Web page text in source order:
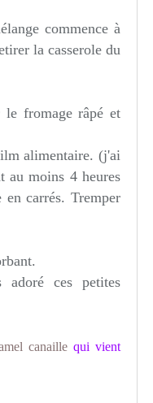
commence à
la casserole du
le fromage râpé et
alimentaire. (j'ai
au moins 4 heures
carrés. Tremper
ces petites
canaille qui vient